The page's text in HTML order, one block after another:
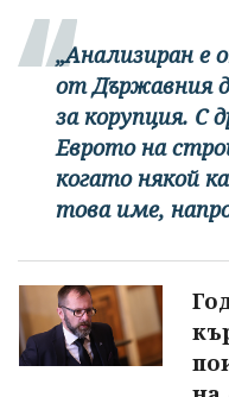
„Анализиран е
от Държавния
за корупция. С
Еврото на
когато някой
това име,